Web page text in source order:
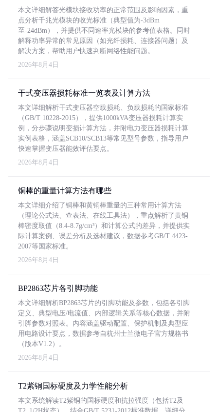
本文详细解答光模块接收功率的正常范围及影响因素，重
点分析千兆光模块的收光标准（典型值为-3dBm
至-24dBm），并提供不同速率光模块的参考值表格。同时
解释功率异常的常见原因（如光纤损耗、连接器问题）及
解决方案，帮助用户快速判断网络性能问题。
2026年8月4日
干式变压器损耗标准一览表及计算方法
本文详细解析干式变压器空载损耗、负载损耗的国家标准
（GB/T 10228-2015），提供1000kVA变压器损耗计算实
例，分步骤说明变损计算方法，并附电力变压器损耗计算
实例表格，涵盖SCB10/SCB13等常见型号参数，指导用户
快速掌握变压器能效评估要点。
2026年8月4日
铜棒的重量计算方法有哪些
本文详细介绍了铜棒和黄铜棒重量的三种常用计算方法
（理论公式法、查表法、在线工具法），重点解析了黄铜
棒密度取值（8.4-8.7g/cm³）和计算公式的差异，并提供实
际计算案例、误差分析及选材建议，数据参考GB/T 4423-
2007等国家标准。
2026年8月4日
BP2863芯片各引脚功能
本文详细解析BP2863芯片的引脚功能及参数，包括各引脚
定义、典型电压/电流值、内部逻辑关系等核心数据，并附
引脚参数对照表。内容涵盖驱动配置、保护机制及典型应
用电路设计要点，数据参考自杭州士兰微电子官方规格书
（版本V1.2）。
2026年8月4日
T2紫铜国标硬度及力学性能分析
本文系统解读T2紫铜的国标硬度和抗拉强度（包括T2及